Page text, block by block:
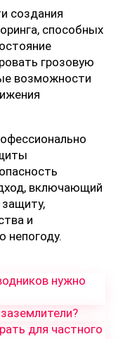
создания
способных
грозовую
возможности
включающий
и
непогоду.
нужно
для частного